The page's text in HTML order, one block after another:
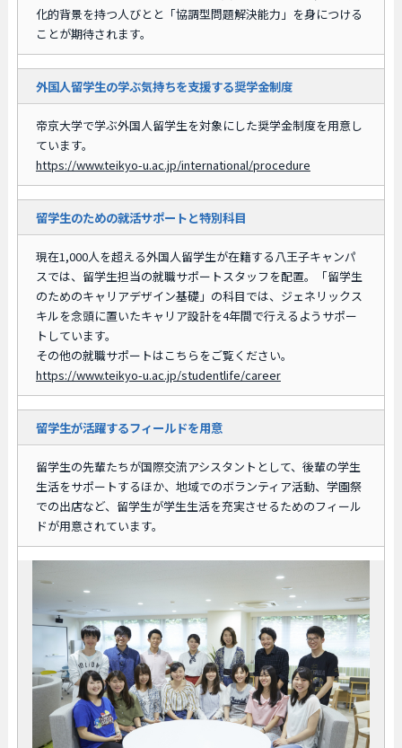
化的背景を持つ人びとと「協調型問題解決能力」を身につける
ことが期待されます。
外国人留学生の学ぶ気持ちを支援する奨学金制度
帝京大学で学ぶ外国人留学生を対象にした奨学金制度を用意し
ています。
https://www.teikyo-u.ac.jp/international/procedure
留学生のための就活サポートと特別科目
現在1,000人を超える外国人留学生が在籍する八王子キャンパ
スでは、留学生担当の就職サポートスタッフを配置。「留学生
のためのキャリアデザイン基礎」の科目では、ジェネリックス
キルを念頭に置いたキャリア設計を4年間で行えるようサポー
トしています。
その他の就職サポートはこちらをご覧ください。
https://www.teikyo-u.ac.jp/studentlife/career
留学生が活躍するフィールドを用意
留学生の先輩たちが国際交流アシスタントとして、後輩の学生
生活をサポートするほか、地域でのボランティア活動、学園祭
での出店など、留学生が学生生活を充実させるためのフィール
ドが用意されています。